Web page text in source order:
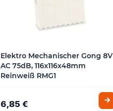
Elektro Mechanischer Gong 8V
AC 75dB, 116x116x48mm
Reinweiß RMG1
6,85 €